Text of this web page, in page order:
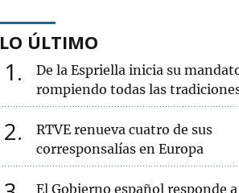
LO ÚLTIMO
1
De la Espriella inicia su
rompiendo todas las
2
RTVE renueva cuatro de sus
corresponsalías en Europa
El Gobierno español responde a